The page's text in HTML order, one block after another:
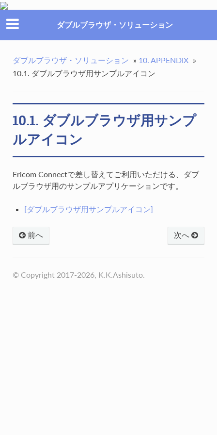
ダブルブラウザ・ソリューション
ダブルブラウザ・ソリューション » 10. APPENDIX »
10.1. ダブルブラウザ用サンプルアイコン
10.1. ダブルブラウザ用サンプ
ルアイコン
Ericom Connectで差し替えてご利用いただける、ダブ
ルブラウザ用のサンプルアプリケーションです。
[ダブルブラウザ用サンプルアイコン]
次へ
前へ
© Copyright 2017-2026, K.K.Ashisuto.